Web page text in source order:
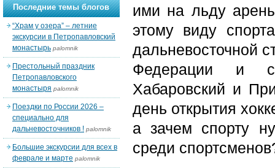
ими на льду
этому виду
дальневосточной
Федерации и
Хабаровский и
день открытия
а зачем спорту
среди
Последние темы блогов
“Храм у озера” – летние
экскурсии в Петропавловский
монастырь palomnik
Престольный праздник
Петропавловского
монастыря palomnik
Поездки по России 2026 –
специально для
дальневосточников ! palomnik
Большие экскурсии для всех в
феврале и марте palomnik